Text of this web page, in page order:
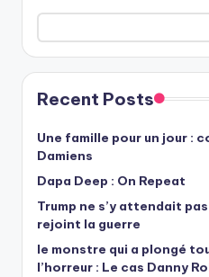
Recent Posts
Une famille pour un jour :
Damiens
Dapa Deep : On Repeat
Trump ne s’y attendait
rejoint la guerre
le monstre qui a plongé
l’horreur : Le cas Danny